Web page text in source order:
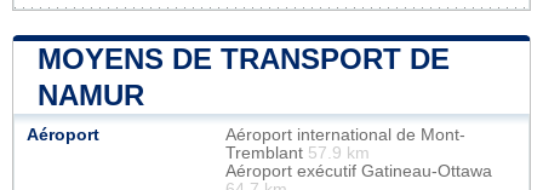
MOYENS DE TRANSPORT DE
NAMUR
Aéroport
Aéroport international de Mont-
Tremblant 57.9 km
Aéroport exécutif Gatineau-Ottawa